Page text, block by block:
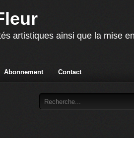
artistiques ainsi que la mise
Abonnement Contact